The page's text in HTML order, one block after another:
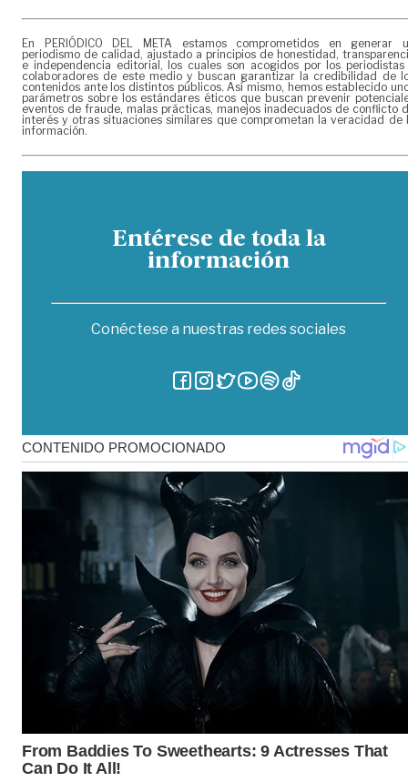
En PERIÓDICO DEL META estamos comprometidos en generar
periodismo de calidad, ajustado a principios de honestidad,
e independencia editorial, los cuales son acogidos por los periodistas
colaboradores de este medio y buscan garantizar la credibilidad de
contenidos ante los distintos públicos. Así mismo, hemos establecido
parámetros sobre los estándares éticos que buscan prevenir
eventos de fraude, malas prácticas, manejos inadecuados de conflicto
interés y otras situaciones similares que comprometan la veracidad de
información.
Entérese de toda la
información
Conéctese a nuestras redes sociales